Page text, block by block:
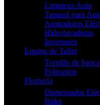
Limpieza Auto
Tapasol para
Aspiradoras
Hidrolavadoras
Inversores
Equipo de Taller
Tornillo de banco
Polipastos
Plomería
Dispensador
Bidet